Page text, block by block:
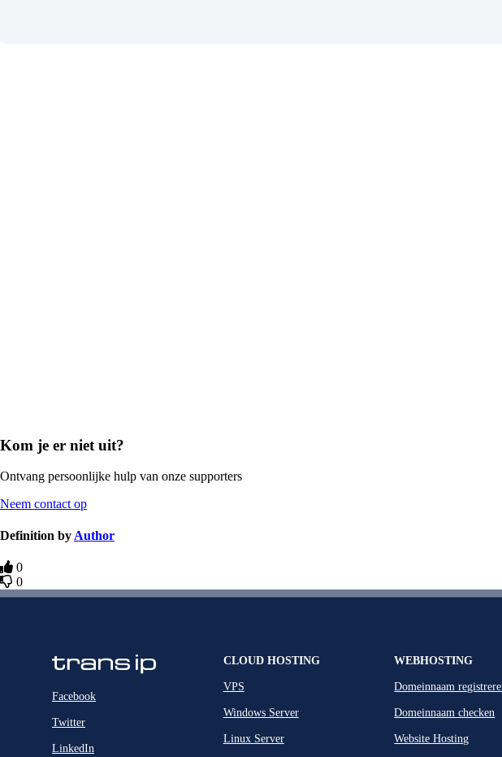
Kom je er niet uit?
Ontvang persoonlijke hulp van onze supporters
Neem contact op
Definition by Author
0
0
Facebook
Twitter
LinkedIn
CLOUD HOSTING
VPS
Windows Server
Linux Server
WEBHOSTING
Domeinnaam
Domeinnaam checken
Website Hosting